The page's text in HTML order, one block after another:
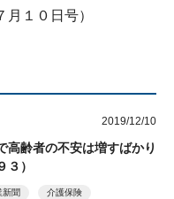
月１０日号）
2019/12/10
高齢者の不安は増すばかり
）
新聞 介護保険